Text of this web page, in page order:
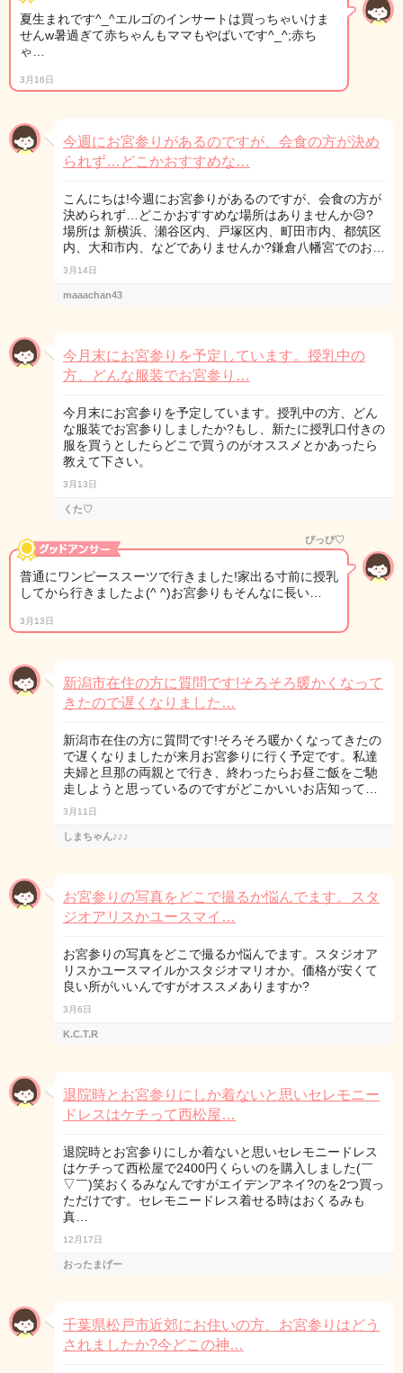
夏生まれです^_^エルゴのインサートは買っちゃいけま
せんw暑過ぎて赤ちゃんもママもやばいです^_^;赤ち
ゃ…
3月16日
今週にお宮参りがあるのですが、会食の方が決め
られず…どこかおすすめな…
こんにちは!今週にお宮参りがあるのですが、会食の方が
決められず…どこかおすすめな場所はありませんか😥?
場所は 新横浜、瀬谷区内、戸塚区内、町田市内、都筑区
内、大和市内、などでありませんか?鎌倉八幡宮でのお…
3月14日
maaachan43
今月末にお宮参りを予定しています。授乳中の
方、どんな服装でお宮参り…
今月末にお宮参りを予定しています。授乳中の方、どん
な服装でお宮参りしましたか?もし、新たに授乳口付きの
服を買うとしたらどこで買うのがオススメとかあったら
教えて下さい。
3月13日
くた♡
ぴっぴ♡
普通にワンピーススーツで行きました!家出る寸前に授乳
してから行きましたよ(^ ^)お宮参りもそんなに長い…
3月13日
新潟市在住の方に質問です!そろそろ暖かくなって
きたので遅くなりました…
新潟市在住の方に質問です!そろそろ暖かくなってきたの
で遅くなりましたが来月お宮参りに行く予定です。私達
夫婦と旦那の両親とで行き、終わったらお昼ご飯をご馳
走しようと思っているのですがどこかいいお店知って…
3月11日
しまちゃん♪♪♪
お宮参りの写真をどこで撮るか悩んでます。スタ
ジオアリスかユースマイ…
お宮参りの写真をどこで撮るか悩んでます。スタジオア
リスかユースマイルかスタジオマリオか。価格が安くて
良い所がいいんですがオススメありますか?
3月6日
K.C.T.R
退院時とお宮参りにしか着ないと思いセレモニー
ドレスはケチって西松屋…
退院時とお宮参りにしか着ないと思いセレモニードレス
はケチって西松屋で2400円くらいのを購入しました(￣
▽￣)笑おくるみなんですがエイデンアネイ?のを2つ買っ
ただけです。セレモニードレス着せる時はおくるみも
真…
12月17日
おったまげー
千葉県松戸市近郊にお住いの方、お宮参りはどう
されましたか?今どこの神…